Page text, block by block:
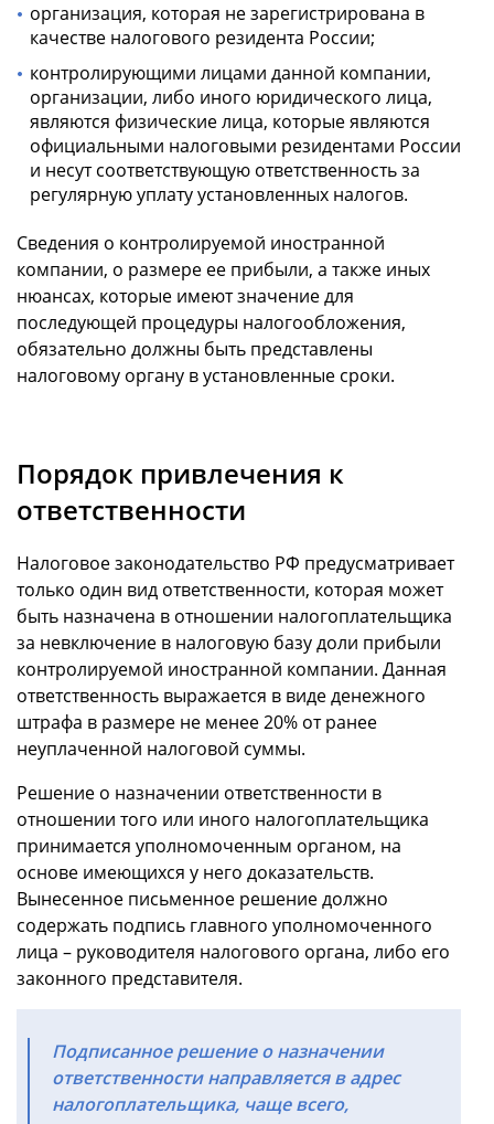
организация, которая не зарегистрирована в
качестве налогового резидента России;
контролирующими лицами данной компании,
организации, либо иного юридического лица,
являются физические лица, которые являются
официальными налоговыми резидентами России
и несут соответствующую ответственность за
регулярную уплату установленных налогов.
Сведения о контролируемой иностранной
компании, о размере ее прибыли, а также иных
нюансах, которые имеют значение для
последующей процедуры налогообложения,
обязательно должны быть представлены
налоговому органу в установленные сроки.
Порядок привлечения к
ответственности
Налоговое законодательство РФ предусматривает
только один вид ответственности, которая может
быть назначена в отношении налогоплательщика
за невключение в налоговую базу доли прибыли
контролируемой иностранной компании. Данная
ответственность выражается в виде денежного
штрафа в размере не менее 20% от ранее
неуплаченной налоговой суммы.
Решение о назначении ответственности в
отношении того или иного налогоплательщика
принимается уполномоченным органом, на
основе имеющихся у него доказательств.
Вынесенное письменное решение должно
содержать подпись главного уполномоченного
лица – руководителя налогового органа, либо его
законного представителя.
Подписанное решение о назначении
ответственности направляется в адрес
налогоплательщика, чаще всего,